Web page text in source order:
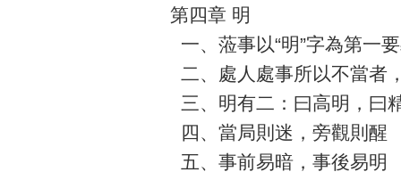
第四章 明
一、蒞事以“明”字為第一
二、處人處事所以不當者
三、明有二：曰高明，曰
四、當局則迷，旁觀則醒
五、事前易暗，事後易明